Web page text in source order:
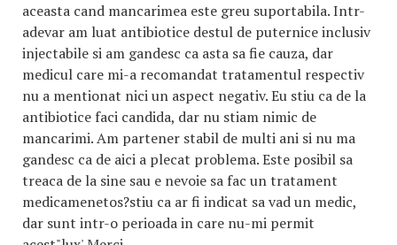
aceasta cand mancarimea este greu suportabila. Intr-
adevar am luat antibiotice destul de puternice inclusiv
injectabile si am gandesc ca asta sa fie cauza, dar
medicul care mi-a recomandat tratamentul respectiv
nu a mentionat nici un aspect negativ. Eu stiu ca de la
antibiotice faci candida, dar nu stiam nimic de
mancarimi. Am partener stabil de multi ani si nu ma
gandesc ca de aici a plecat problema. Este posibil sa
treaca de la sine sau e nevoie sa fac un tratament
medicamenetos?stiu ca ar fi indicat sa vad un medic,
dar sunt intr-o perioada in care nu-mi permit